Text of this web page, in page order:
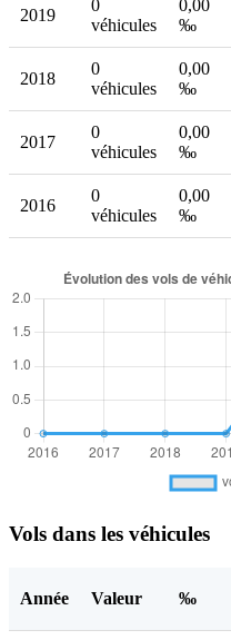
2019
0
véhicules
0,00
‰
2018
0
véhicules
0,00
‰
2017
0
véhicules
0,00
‰
2016
0
véhicules
0,00
‰
Vols dans les véhicules
Année Valeur ‰